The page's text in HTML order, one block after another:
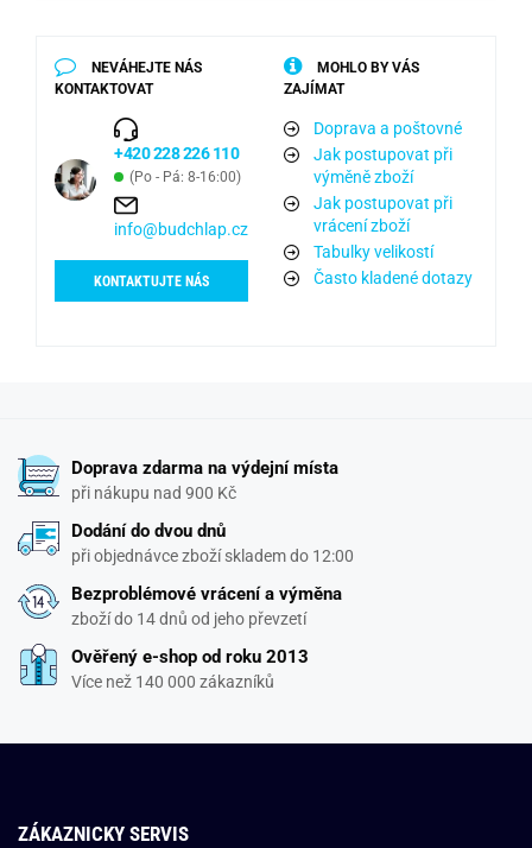
NEVÁHEJTE NÁS
KONTAKTOVAT
+420 228 226 110
(Po - Pá: 8-16:00)
info@budchlap.cz
KONTAKTUJTE NÁS
MOHLO BY VÁS
ZAJÍMAT
Doprava a poštovné
Jak postupovat při
výměně zboží
Jak postupovat při
vrácení zboží
Tabulky velikostí
Často kladené dotazy
Doprava zdarma na výdejní místa
při nákupu nad 900 Kč
Dodání do dvou dnů
při objednávce zboží skladem do 12:00
Bezproblémové vrácení a výměna
zboží do 14 dnů od jeho převzetí
Ověřený e-shop od roku 2013
Více než 140 000 zákazníků
ZÁKAZNICKY SERVIS